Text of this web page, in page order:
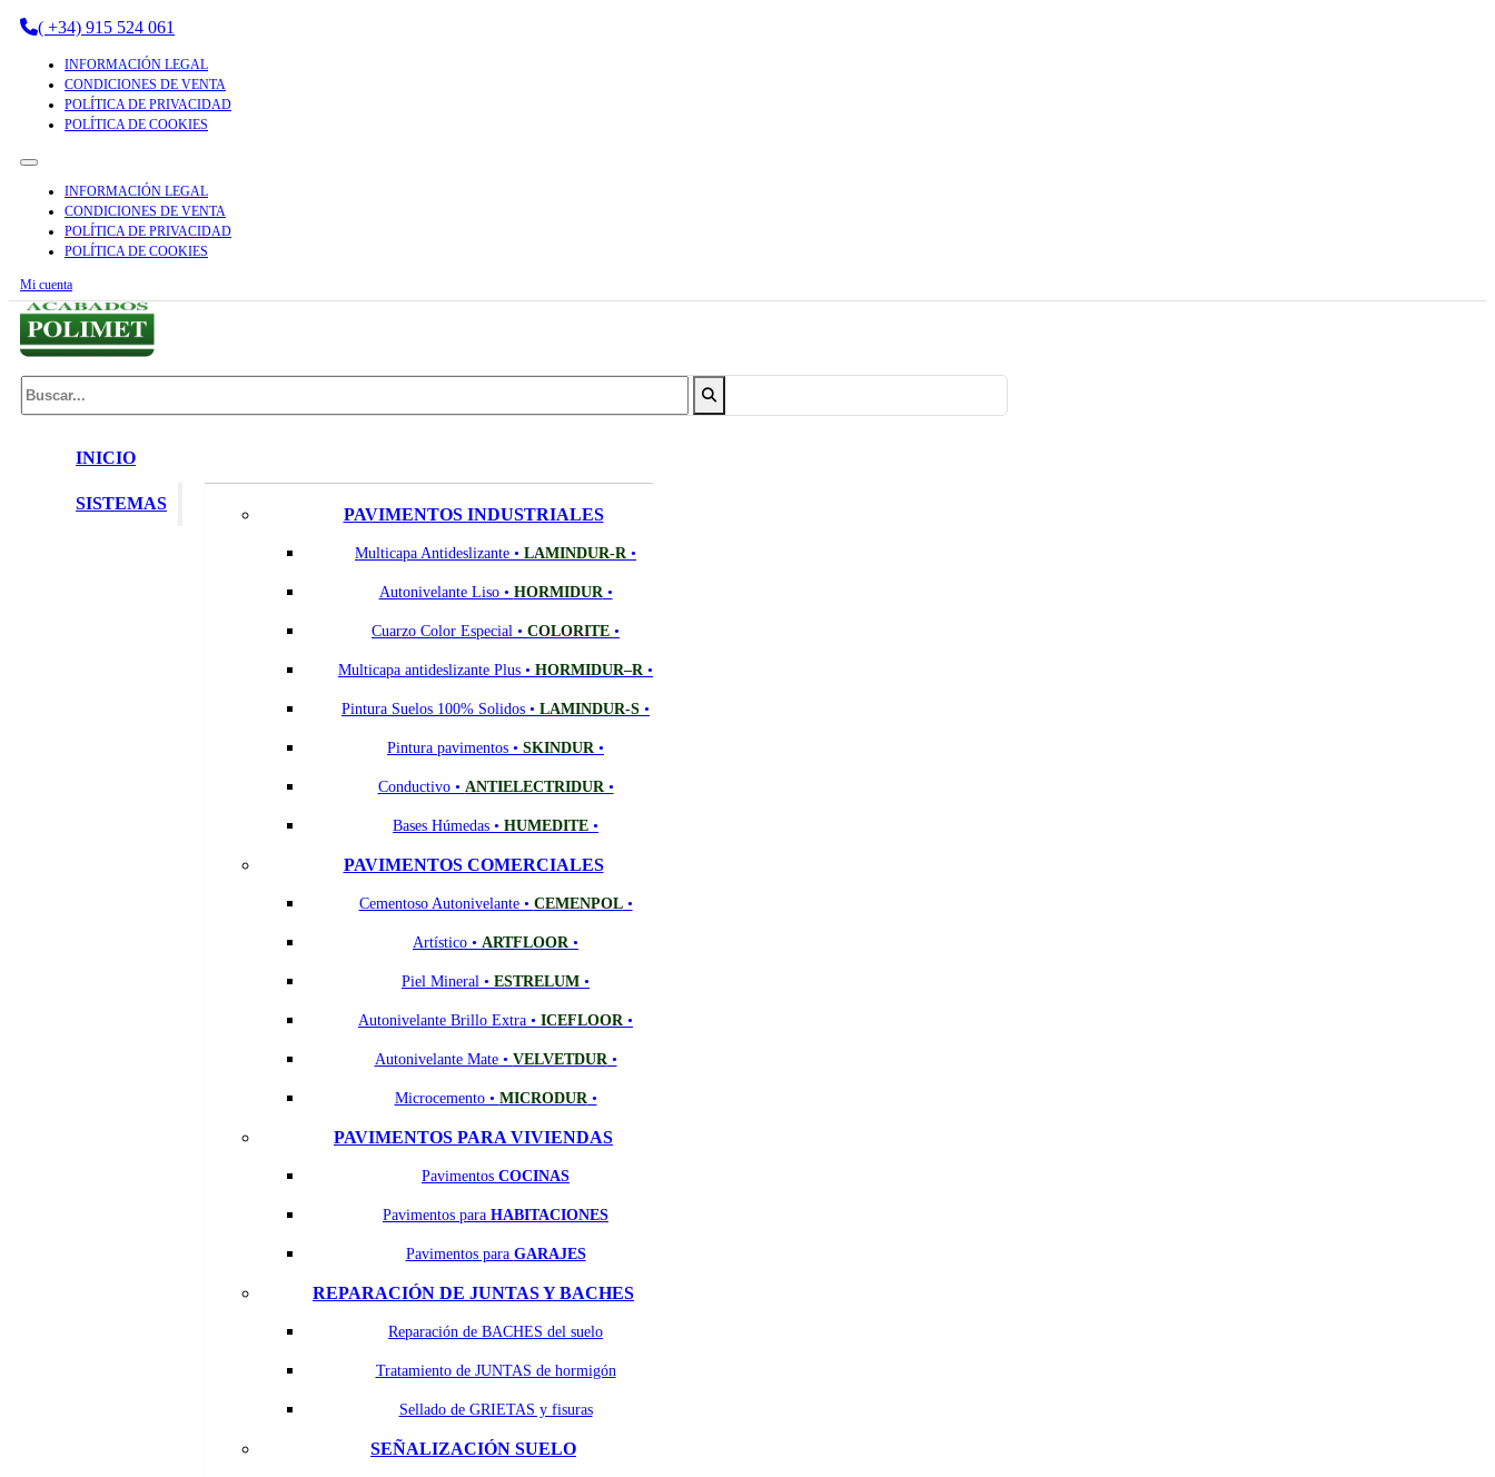
( +34) 915 524 061
INFORMACIÓN LEGAL
CONDICIONES DE VENTA
POLÍTICA DE PRIVACIDAD
POLÍTICA DE COOKIES
INFORMACIÓN LEGAL
CONDICIONES DE VENTA
POLÍTICA DE PRIVACIDAD
POLÍTICA DE COOKIES
Mi cuenta
Buscar
INICIO
SISTEMAS
PAVIMENTOS INDUSTRIALES
Multicapa Antideslizante • LAMINDUR-R •
Autonivelante Liso • HORMIDUR •
Cuarzo Color Especial • COLORITE •
Multicapa antideslizante Plus • HORMIDUR–R •
Pintura Suelos 100% Solidos • LAMINDUR-S •
Pintura pavimentos • SKINDUR •
Conductivo • ANTIELECTRIDUR •
Bases Húmedas • HUMEDITE •
PAVIMENTOS COMERCIALES
Cementoso Autonivelante • CEMENPOL•
Artístico • ARTFLOOR •
Piel Mineral • ESTRELUM •
Autonivelante Brillo Extra • ICEFLOOR •
Autonivelante Mate • VELVETDUR •
Microcemento • MICRODUR •
PAVIMENTOS PARA VIVIENDAS
Pavimentos COCINAS
Pavimentos para HABITACIONES
Pavimentos para GARAJES
REPARACIÓN DE JUNTAS Y BACHES
Reparación de BACHES del suelo
Tratamiento de JUNTAS de hormigón
Sellado de GRIETAS y fisuras
SEÑALIZACIÓN SUELO